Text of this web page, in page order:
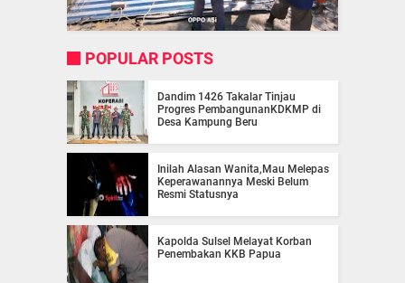
POPULAR POSTS
Dandim 1426 Takalar Tinjau
Progres PembangunanKDKMP di
Desa Kampung Beru
Inilah Alasan Wanita,Mau Melepas
Keperawanannya Meski Belum
Resmi Statusnya
Kapolda Sulsel Melayat Korban
Penembakan KKB Papua